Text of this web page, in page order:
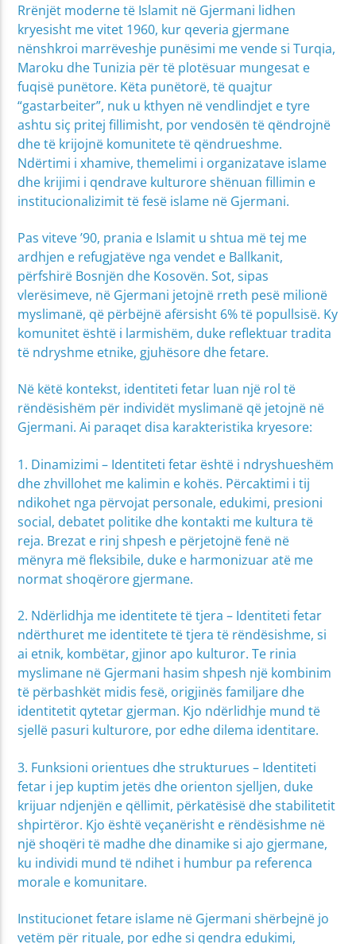
Rrënjët moderne të Islamit në Gjermani lidhen
kryesisht me vitet 1960, kur qeveria gjermane
nënshkroi marrëveshje punësimi me vende si Turqia,
Maroku dhe Tunizia për të plotësuar mungesat e
fuqisë punëtore. Këta punëtorë, të quajtur
“gastarbeiter”, nuk u kthyen në vendlindjet e tyre
ashtu siç pritej fillimisht, por vendosën të qëndrojnë
dhe të krijojnë komunitete të qëndrueshme.
Ndërtimi i xhamive, themelimi i organizatave islame
dhe krijimi i qendrave kulturore shënuan fillimin e
institucionalizimit të fesë islame në Gjermani.
Pas viteve ’90, prania e Islamit u shtua më tej me
ardhjen e refugjatëve nga vendet e Ballkanit,
përfshirë Bosnjën dhe Kosovën. Sot, sipas
vlerësimeve, në Gjermani jetojnë rreth pesë milionë
myslimanë, që përbëjnë afërsisht 6% të popullsisë. Ky
komunitet është i larmishëm, duke reflektuar tradita
të ndryshme etnike, gjuhësore dhe fetare.
Në këtë kontekst, identiteti fetar luan një rol të
rëndësishëm për individët myslimanë që jetojnë në
Gjermani. Ai paraqet disa karakteristika kryesore:
1. Dinamizimi – Identiteti fetar është i ndryshueshëm
dhe zhvillohet me kalimin e kohës. Përcaktimi i tij
ndikohet nga përvojat personale, edukimi, presioni
social, debatet politike dhe kontakti me kultura të
reja. Brezat e rinj shpesh e përjetojnë fenë në
mënyra më fleksibile, duke e harmonizuar atë me
normat shoqërore gjermane.
2. Ndërlidhja me identitete të tjera – Identiteti fetar
ndërthuret me identitete të tjera të rëndësishme, si
ai etnik, kombëtar, gjinor apo kulturor. Te rinia
myslimane në Gjermani hasim shpesh një kombinim
të përbashkët midis fesë, origjinës familjare dhe
identitetit qytetar gjerman. Kjo ndërlidhje mund të
sjellë pasuri kulturore, por edhe dilema identitare.
3. Funksioni orientues dhe strukturues – Identiteti
fetar i jep kuptim jetës dhe orienton sjelljen, duke
krijuar ndjenjën e qëllimit, përkatësisë dhe stabilitetit
shpirtëror. Kjo është veçanërisht e rëndësishme në
një shoqëri të madhe dhe dinamike si ajo gjermane,
ku individi mund të ndihet i humbur pa referenca
morale e komunitare.
Institucionet fetare islame në Gjermani shërbejnë jo
vetëm për rituale, por edhe si qendra edukimi,